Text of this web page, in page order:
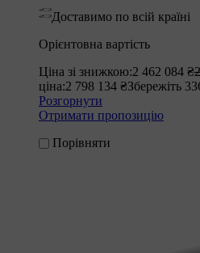
Доставимо по всій країні
Орієнтовна вартість
Ціна зі знижкою:2 462 084 ₴
ціна:2 798 134 ₴Збережіть
Розгорнути
Отримати пропозицію
Порівняти